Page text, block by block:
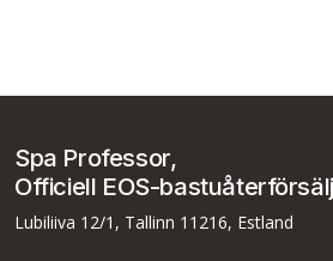
Spa Professor,
Officiell EOS-
Lubiliiva 12/1, Tallinn 11216, Estland